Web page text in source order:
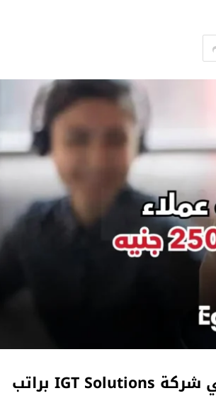
وظيفة خدمة عملاء مميزة باللغة الألمانية في شركة IGT Solutions براتب